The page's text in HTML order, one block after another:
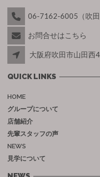
06-7162-6005（吹田
お問合せはこちら
大阪府吹田市山田西
QUICK LINKS
HOME
グループについて
店舗紹介
先輩スタッフの声
NEWS
見学について